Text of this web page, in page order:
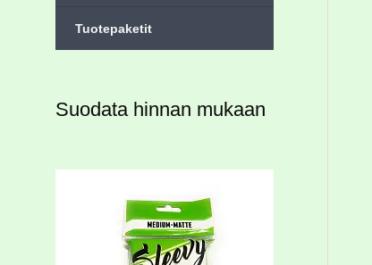
Tuotepaketit
Suodata hinnan mukaan